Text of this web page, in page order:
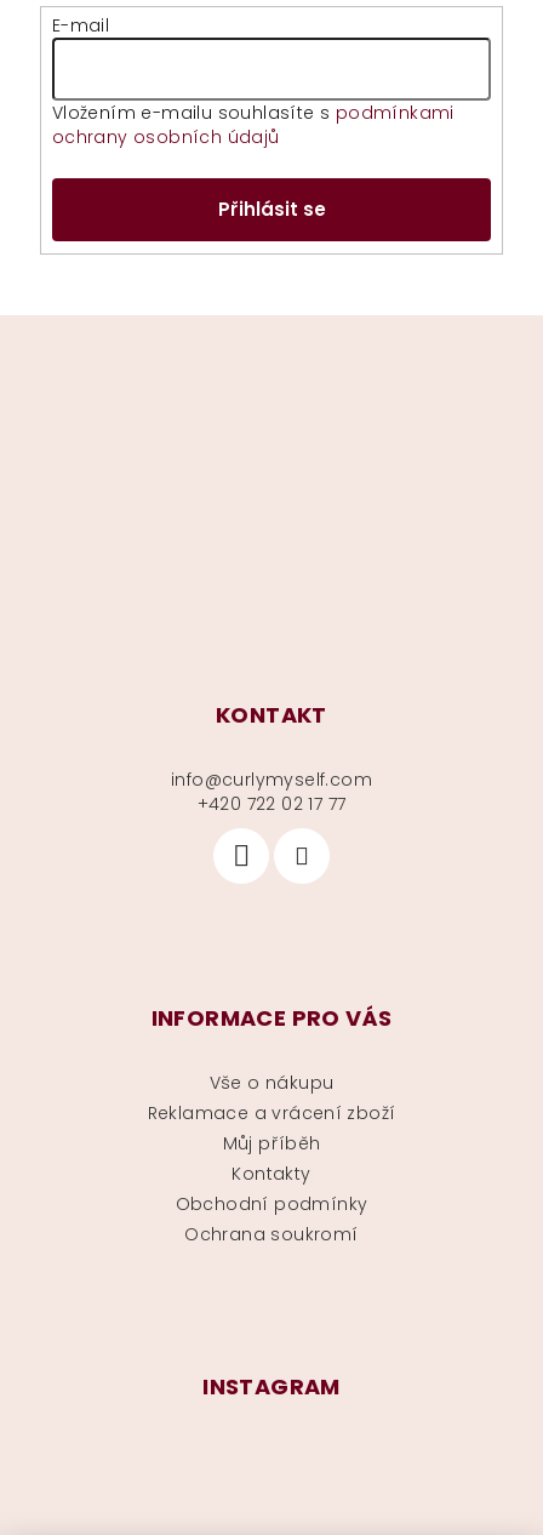
E-mail
Vložením e-mailu souhlasíte s podmínkami
ochrany osobních údajů
Přihlásit se
KONTAKT
info@curlymyself.com
+420 722 02 17 77
INFORMACE PRO VÁS
Vše o nákupu
Reklamace a vrácení zboží
Můj příběh
Kontakty
Obchodní podmínky
Ochrana soukromí
INSTAGRAM